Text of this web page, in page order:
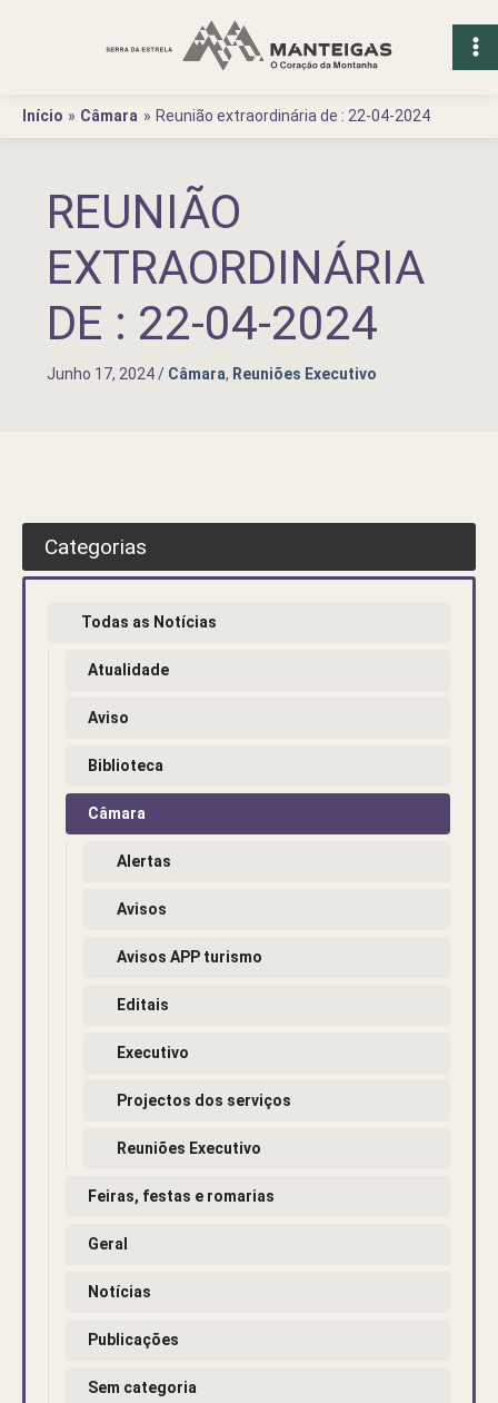
Início
Câmara Reunião extraordinária de : 22-04-2024
REUNIÃO
EXTRAORDINÁRIA
DE : 22-04-2024
Junho 17, 2024/ Câmara, Reuniões Executivo
Categorias
Todas as Notícias
Atualidade
Aviso
Biblioteca
Câmara
Alertas
Avisos
Avisos APP turismo
Editais
Executivo
Projectos dos serviços
Reuniões Executivo
Feiras, festas e romarias
Geral
Notícias
Publicações
Sem categoria